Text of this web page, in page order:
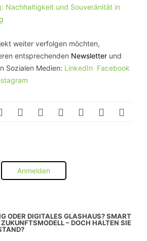
Nachhaltigkeit und Souveränität in
weiter verfolgen möchten,
entsprechenden Newsletter und
Sozialen Medien: LinkedIn Facebook
Anmelden
ODER DIGITALES GLASHAUS? SMART
– DOCH HALTEN SIE